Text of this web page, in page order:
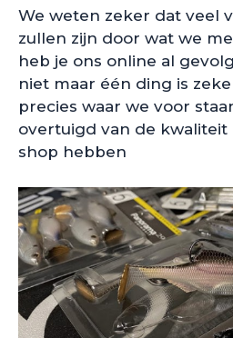
We weten zeker dat veel
zullen zijn door wat we
heb je ons online al
niet maar één ding is
precies waar we voor
overtuigd van de kwaliteit
shop hebben